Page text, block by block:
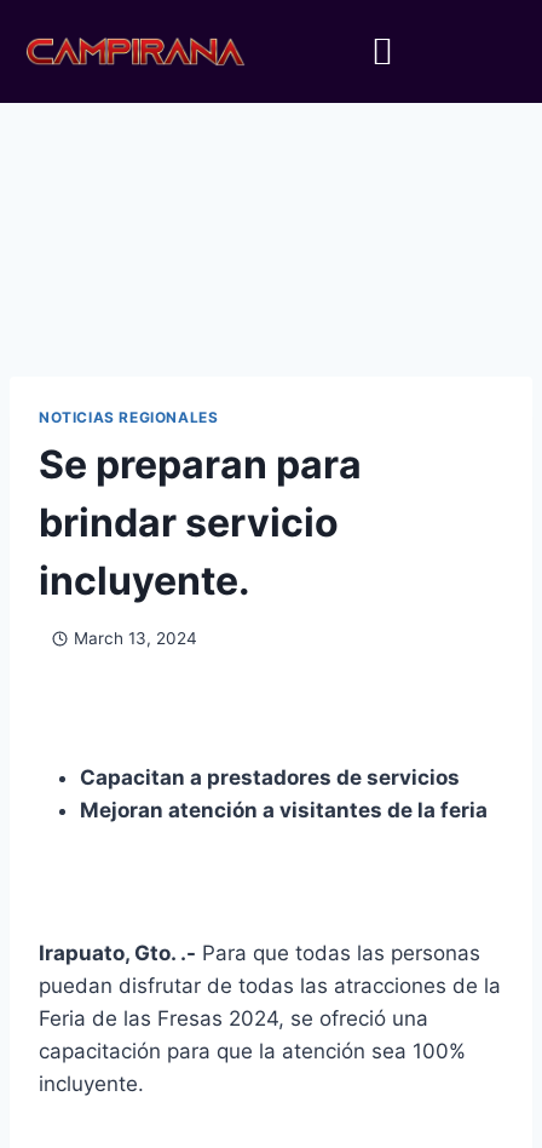
NOTICIAS REGIONALES
Se preparan para
brindar servicio
incluyente.
March 13, 2024
Capacitan a prestadores de servicios
Mejoran atención a visitantes de la feria
Irapuato, Gto. .- Para que todas las personas
puedan disfrutar de todas las atracciones de la
Feria de las Fresas 2024, se ofreció una
capacitación para que la atención sea 100%
incluyente.